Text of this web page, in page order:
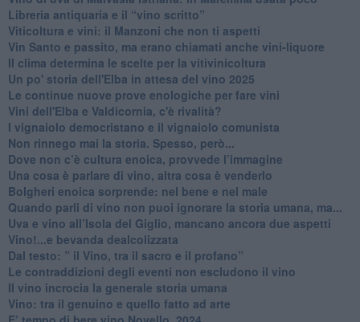
​Libreria antiquaria e il “vino scritto”
​Viticoltura e vini: il Manzoni che non ti aspetti
​Vin Santo e passito, ma erano chiamati anche vini-liquore
Il clima determina le scelte per la vitivinicoltura
Un po' storia dell'Elba in attesa del vino 2025
Le continue nuove prove enologiche per fare vini
Vini dell'Elba e Valdicornia, c'è rivalità?
​I vignaiolo democristano e il vignaiolo comunista
​Non rinnego mai la storia. Spesso, però...
​Dove non c’è cultura enoica, provvede l’immagine
​Una cosa è parlare di vino, altra cosa è venderlo
Bolgheri enoica sorprende: nel bene e nel male
​Quando parli di vino non puoi ignorare la storia umana, ma...
Uva e vino all’Isola del Giglio, mancano ancora due aspetti
​Vino!...e bevanda dealcolizzata
​Dal testo: ” il Vino, tra il sacro e il profano”
Le contraddizioni degli eventi non escludono il vino
​Il vino incrocia la generale storia umana
Vino: tra il genuino e quello fatto ad arte